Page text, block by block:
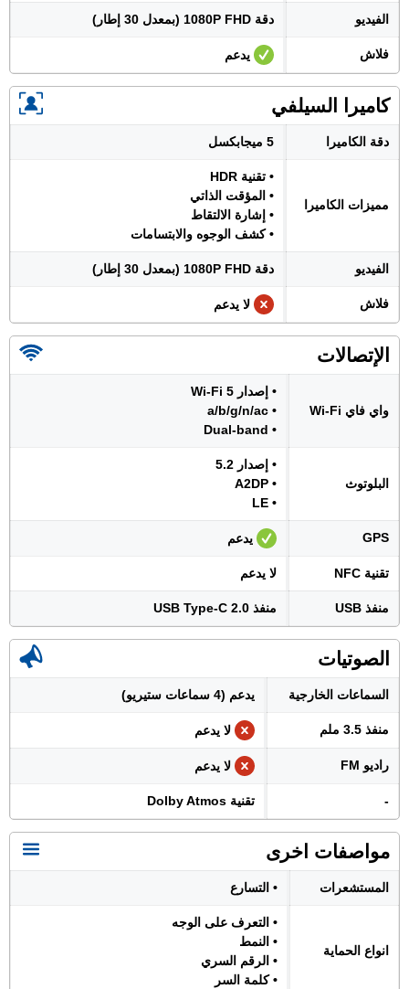
الفيديو دقة 1080P FHD (بمعدل 30 إطار)
فلاش يدعم
كاميرا السيلفي
دقة الكاميرا 5 ميجابكسل
مميزات الكاميرا
• تقنية HDR
• المؤقت الذاتي
• إشارة الالتقاط
• كشف الوجوه والابتسامات
الفيديو دقة 1080P FHD (بمعدل 30 إطار)
فلاش لا يدعم
الإتصالات
واي فاي Wi-Fi
• إصدار Wi-Fi 5
• a/b/g/n/ac
• Dual-band
البلوتوث
• إصدار 5.2
• A2DP
• LE
GPS يدعم
تقنية NFC لا يدعم
منفذ USB منفذ USB Type-C 2.0
الصوتيات
السماعات الخارجية يدعم (4 سماعات ستيريو)
منفذ 3.5 ملم لا يدعم
راديو FM لا يدعم
- تقنية Dolby Atmos
مواصفات اخرى
المستشعرات • التسارع
انواع الحماية
• التعرف على الوجه
• النمط
• الرقم السري
• كلمة السر